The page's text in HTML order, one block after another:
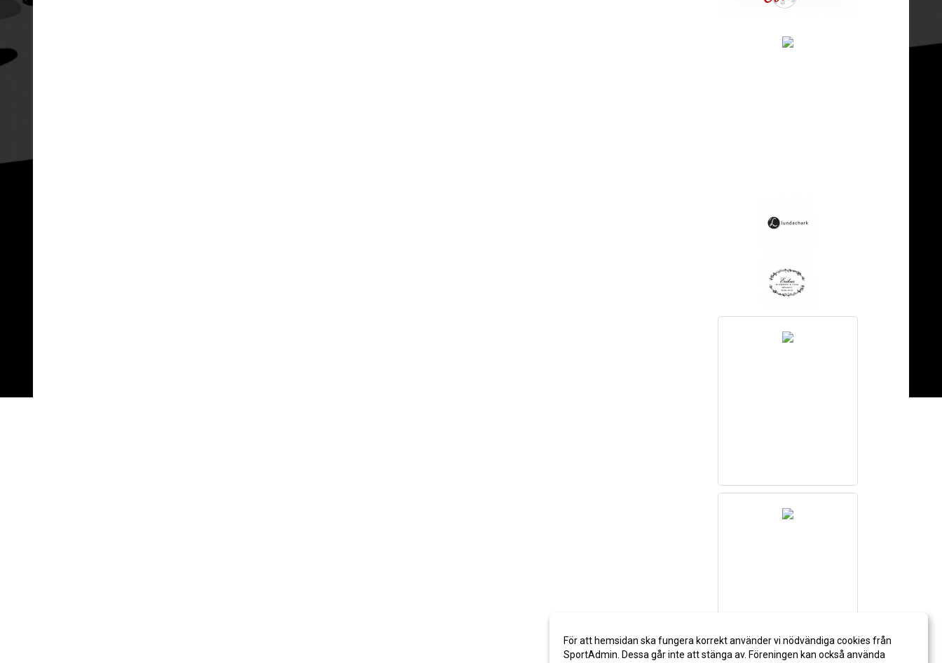
För att hemsidan ska fungera korrekt använder vi nödvändiga cookies från
SportAdmin. Dessa går inte att stänga av. Föreningen kan också använda